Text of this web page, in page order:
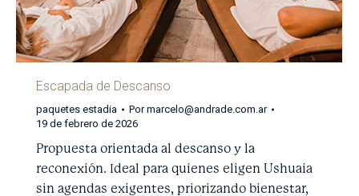
Escapada de Descanso
paquetes estadia Pormarcelo@andrade.com.ar
19 de febrero de 2026
Propuesta orientada al descanso y la
reconexión. Ideal para quienes eligen Ushuaia
sin agendas exigentes, priorizando bienestar,